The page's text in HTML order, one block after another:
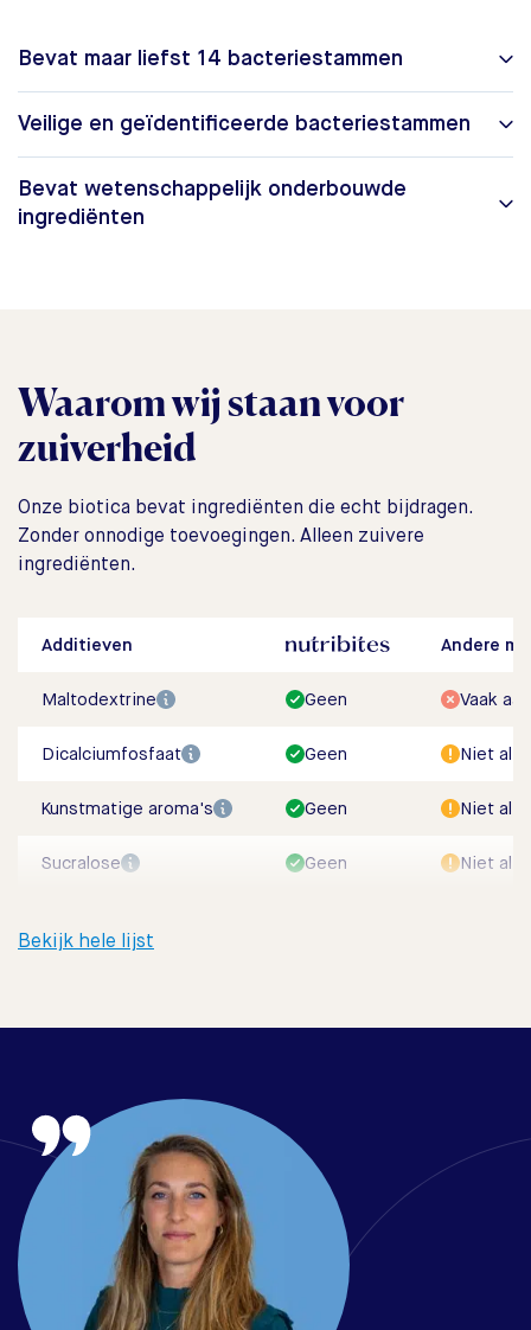
Bevat maar liefst 14 bacteriestammen
Veilige en geïdentificeerde bacteriestammen
Bevat wetenschappelijk onderbouwde
ingrediënten
Waarom wij staan voor
zuiverheid
Onze biotica bevat ingrediënten die echt bijdragen.
Zonder onnodige toevoegingen. Alleen zuivere
ingrediënten.
Additieven Andere
Maltodextrine Geen Vaak
Dicalciumfosfaat Geen Niet
Kunstmatige aroma's Geen Niet
Sucralose Geen Niet
Bekijk hele lijst